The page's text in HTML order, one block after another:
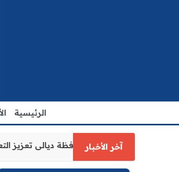
الرئيسية
آخر الأخبار
العدل الاقدم يبحث مع رئيس مجلس محافظة